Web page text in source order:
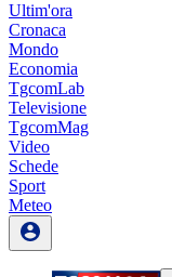
Ultim'ora
Cronaca
Mondo
Economia
TgcomLab
Televisione
TgcomMag
Video
Schede
Sport
Meteo